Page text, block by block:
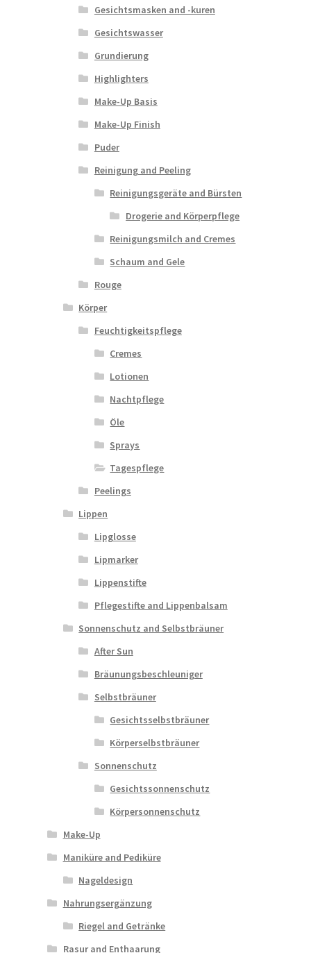
Gesichtsmasken and -kuren
Gesichtswasser
Grundierung
Highlighters
Make-Up Basis
Make-Up Finish
Puder
Reinigung and Peeling
Reinigungsgeräte and Bürsten
Drogerie and Körperpflege
Reinigungsmilch and Cremes
Schaum and Gele
Rouge
Körper
Feuchtigkeitspflege
Cremes
Lotionen
Nachtpflege
Öle
Sprays
Tagespflege
Peelings
Lippen
Lipglosse
Lipmarker
Lippenstifte
Pflegestifte and Lippenbalsam
Sonnenschutz and Selbstbräuner
After Sun
Bräunungsbeschleuniger
Selbstbräuner
Gesichtsselbstbräuner
Körperselbstbräuner
Sonnenschutz
Gesichtssonnenschutz
Körpersonnenschutz
Make-Up
Maniküre and Pediküre
Nageldesign
Nahrungsergänzung
Riegel and Getränke
Rasur and Enthaarung